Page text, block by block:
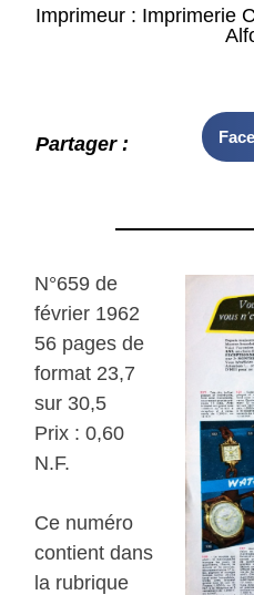
Imprimeur : Imprimerie
Partager :
N°659 de
février 1962
56 pages de
format 23,7
sur 30,5
Prix : 0,60
N.F.
Ce numéro
contient dans
la rubrique